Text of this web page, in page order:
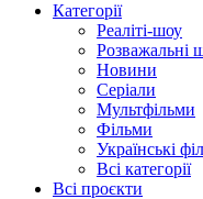
Категорії
Реаліті-шоу
Розважальні
Новини
Серіали
Мультфільми
Фільми
Українські
Всі категорії
Всі проєкти